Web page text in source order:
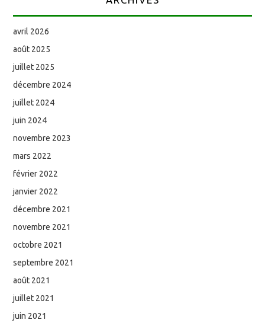
avril 2026
août 2025
juillet 2025
décembre 2024
juillet 2024
juin 2024
novembre 2023
mars 2022
février 2022
janvier 2022
décembre 2021
novembre 2021
octobre 2021
septembre 2021
août 2021
juillet 2021
juin 2021